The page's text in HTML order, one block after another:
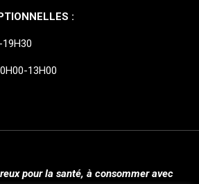
:
13H00
pour la santé, à consommer avec